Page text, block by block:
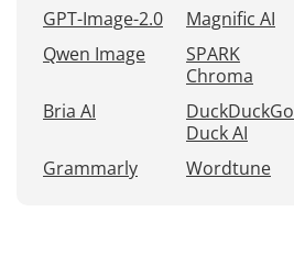
GPT-Image-2.0
Magnific AI
Qwen Image
SPARK
Chroma
Bria AI
DuckDuckGo
Duck AI
Grammarly Wordtune